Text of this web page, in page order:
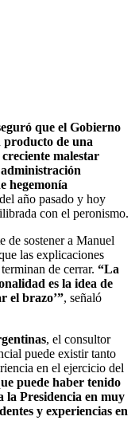
que el Gobierno
producto de una
malestar
hegemonía
año pasado y hoy
con el peronismo.
de sostener a Manuel
las explicaciones
de cerrar. “La
es la idea de
el brazo’”, señaló
, el consultor
puede existir tanto
en el ejercicio del
puede haber tenido
la Presidencia en muy
y experiencias en